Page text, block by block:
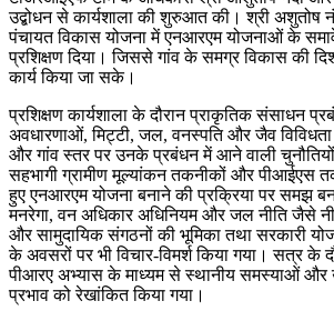
उद्बोधन से कार्यशाला की शुरुआत की। श्री अशुतोष
पंचायत विकास योजना में एनआरएम योजनाओं के
प्रशिक्षण दिया। जिससे गांव के समग्र विकास की
कार्य किया जा सके।
प्रशिक्षण कार्यशाला के दौरान प्राकृतिक संसाधन
अवधारणाओं, मिट्टी, जल, वनस्पति और जैव
और गांव स्तर पर उनके प्रबंधन में आने वाली चुनौतियों
सहभागी ग्रामीण मूल्यांकन तकनीकों और पीआईएस
हुए एनआरएम योजना बनाने की प्रक्रिया पर समझ
मनरेगा, वन अधिकार अधिनियम और जल नीति जैसे
और सामुदायिक संगठनों की भूमिका तथा सरकारी
के अवसरों पर भी विचार-विमर्श किया गया। सत्र के
पीआरए अभ्यास के माध्यम से स्थानीय समस्याओं और
प्रभाव को रेखांकित किया गया।